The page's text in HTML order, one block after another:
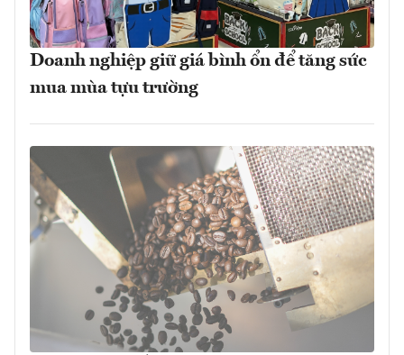
Doanh nghiệp giữ giá bình ổn để tăng sức
mua mùa tựu trường